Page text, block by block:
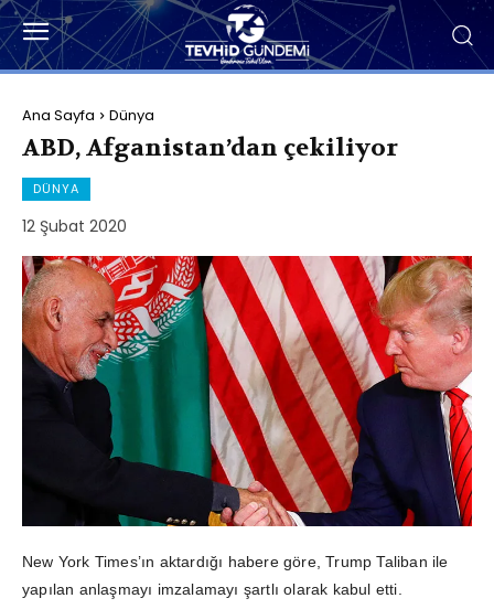
Ana Sayfa Dünya
ABD, Afganistan’dan çekiliyor
DÜNYA
12 Şubat 2020
New York Times’ın aktardığı habere göre, Trump Taliban ile
yapılan anlaşmayı imzalamayı şartlı olarak kabul etti.